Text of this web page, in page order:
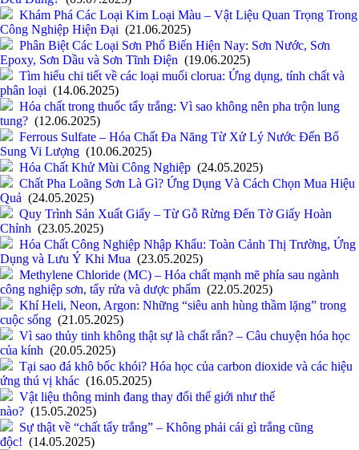
Khám Phá Các Loại Kim Loại Màu – Vật Liệu Quan Trọng Trong
Công Nghiệp Hiện Đại (21.06.2025)
Phân Biệt Các Loại Sơn Phổ Biến Hiện Nay: Sơn Nước, Sơn
Epoxy, Sơn Dầu và Sơn Tĩnh Điện (19.06.2025)
Tìm hiểu chi tiết về các loại muối clorua: Ứng dụng, tính chất và
phân loại (14.06.2025)
Hóa chất trong thuốc tẩy trắng: Vì sao không nên pha trộn lung
tung? (12.06.2025)
Ferrous Sulfate – Hóa Chất Đa Năng Từ Xử Lý Nước Đến Bổ
Sung Vi Lượng (10.06.2025)
Hóa Chất Khử Mùi Công Nghiệp (24.05.2025)
Chất Pha Loãng Sơn Là Gì? Ứng Dụng Và Cách Chọn Mua Hiệu
Quả (24.05.2025)
Quy Trình Sản Xuất Giấy – Từ Gỗ Rừng Đến Tờ Giấy Hoàn
Chỉnh (23.05.2025)
Hóa Chất Công Nghiệp Nhập Khẩu: Toàn Cảnh Thị Trường, Ứng
Dụng và Lưu Ý Khi Mua (23.05.2025)
Methylene Chloride (MC) – Hóa chất mạnh mẽ phía sau ngành
công nghiệp sơn, tẩy rửa và dược phẩm (22.05.2025)
Khí Heli, Neon, Argon: Những “siêu anh hùng thầm lặng” trong
cuộc sống (21.05.2025)
Vì sao thủy tinh không thật sự là chất rắn? – Câu chuyện hóa học
của kính (20.05.2025)
Tại sao đá khô bốc khói? Hóa học của carbon dioxide và các hiệu
ứng thú vị khác (16.05.2025)
Vật liệu thông minh đang thay đổi thế giới như thế
nào? (15.05.2025)
Sự thật về “chất tẩy trắng” – Không phải cái gì trắng cũng
độc! (14.05.2025)